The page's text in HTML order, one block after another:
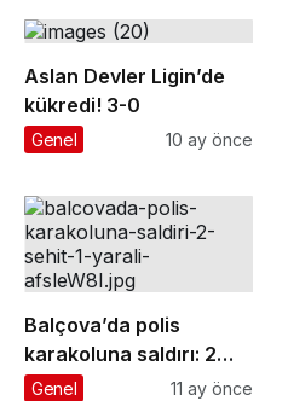
Aslan Devler Ligin’de
kükredi! 3-0
Genel 10 ay önce
Balçova’da polis
karakoluna saldırı: 2
şehit, 1 yaralı
Genel 11 ay önce